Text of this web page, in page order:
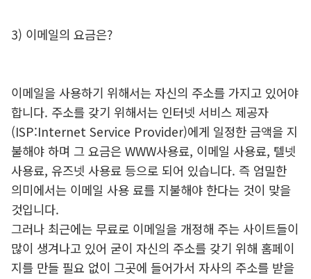
3) 이메일의 요금은?
이메일을 사용하기 위해서는 자신의 주소를 가지고 있어야
합니다. 주소를 갖기 위해서는 인터넷 서비스 제공자
(ISP:Internet Service Provider)에게 일정한 금액을 지
불해야 하며 그 요금은 WWW사용료, 이메일 사용료, 텔넷
사용료, 유즈넷 사용료 등으로 되어 있습니다. 즉 엄밀한
의미에서는 이메일 사용 료를 지불해야 한다는 것이 맞을
것입니다.
그러나 최근에는 무료로 이메일을 개정해 주는 사이트들이
많이 생겨나고 있어 굳이 자신의 주소를 갖기 위해 홈페이
지를 만들 필요 없이 그곳에 들어가서 자사의 주소를 받을